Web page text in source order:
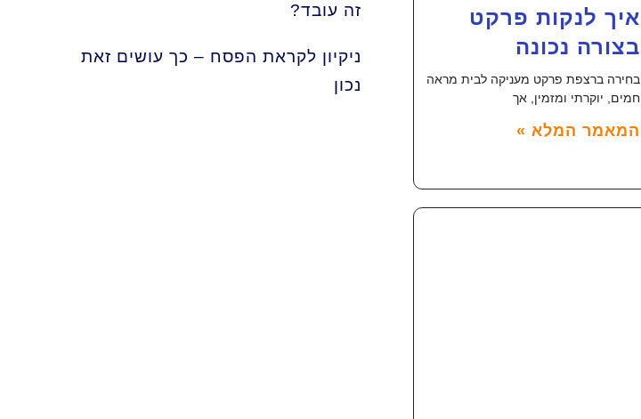
איך לנקות פרקט
בצורה נכונה
בחירה ברצפת פרקט מעניקה לבית מראה
חמים, יוקרתי ומזמין, אך
המאמר המלא »
זה עובד?
ניקיון לקראת הפסח – כך עושים זאת
נכון